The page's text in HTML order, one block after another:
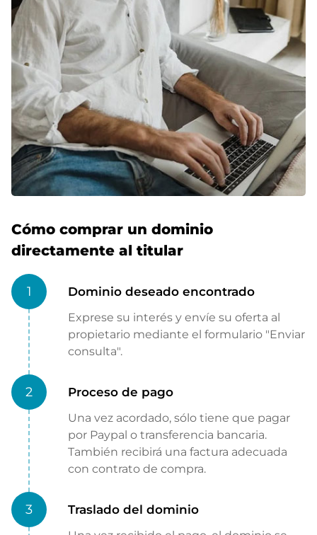
Cómo comprar un dominio
directamente al titular
1 Dominio deseado encontrado
Exprese su interés y envíe su oferta al
propietario mediante el formulario "Enviar
consulta".
2 Proceso de pago
Una vez acordado, sólo tiene que pagar
por Paypal o transferencia bancaria.
También recibirá una factura adecuada
con contrato de compra.
3 Traslado del dominio